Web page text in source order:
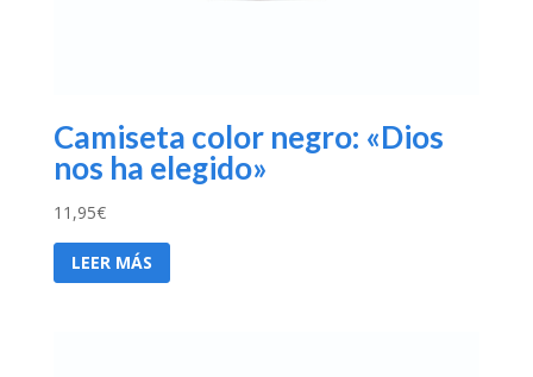
Camiseta color negro: «Dios
nos ha elegido»
11,95€
LEER MÁS